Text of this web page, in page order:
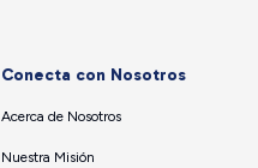
Conecta con Nosotros
Acerca de Nosotros
Nuestra Misión